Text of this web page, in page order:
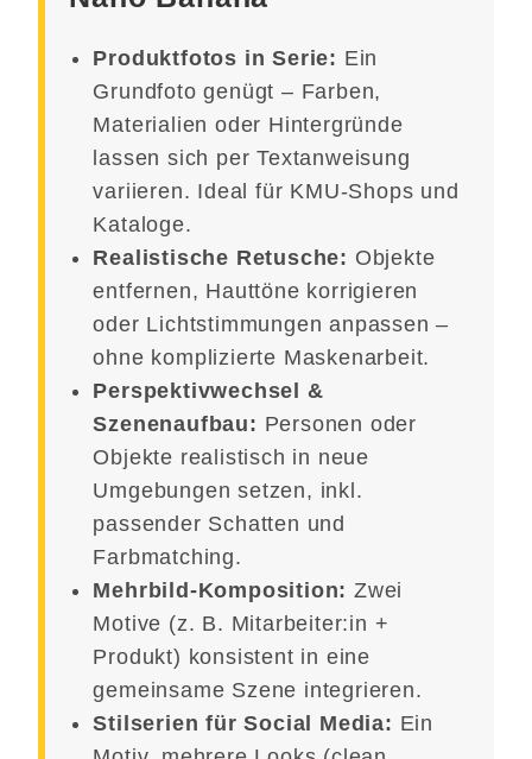
Produktfotos in Serie: Ein
Grundfoto genügt – Farben,
Materialien oder Hintergründe
lassen sich per Textanweisung
variieren. Ideal für KMU-Shops und
Kataloge.
Realistische Retusche: Objekte
entfernen, Hauttöne korrigieren
oder Lichtstimmungen anpassen –
ohne komplizierte Maskenarbeit.
Perspektivwechsel &
Szenenaufbau: Personen oder
Objekte realistisch in neue
Umgebungen setzen, inkl.
passender Schatten und
Farbmatching.
Mehrbild-Komposition: Zwei
Motive (z. B. Mitarbeiter:in +
Produkt) konsistent in eine
gemeinsame Szene integrieren.
Stilserien für Social Media: Ein